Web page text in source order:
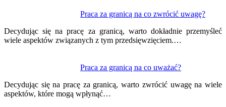
Praca za granicą na co zwrócić uwagę?
Decydując się na pracę za granicą, warto dokładnie przemyśleć
wiele aspektów związanych z tym przedsięwzięciem.…
Praca za granicą na co uważać?
Decydując się na pracę za granicą, warto zwrócić uwagę na wiele
aspektów, które mogą wpłynąć…
wpisu